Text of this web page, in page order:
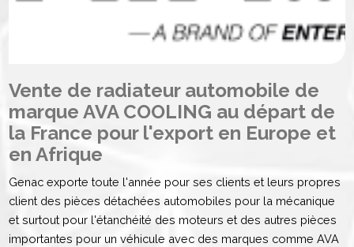
Vente de radiateur automobile de
marque AVA COOLING au départ de
la France pour l'export en Europe et
en Afrique
Genac exporte toute l'année pour ses clients et leurs propres
client des pièces détachées automobiles pour la mécanique
et surtout pour l'étanchéité des moteurs et des autres pièces
importantes pour un véhicule avec des marques comme AVA